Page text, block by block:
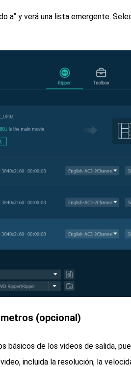
a” y verá una lista emergente.
(opcional)
básicos de los videos de salida,
incluida la resolución, la